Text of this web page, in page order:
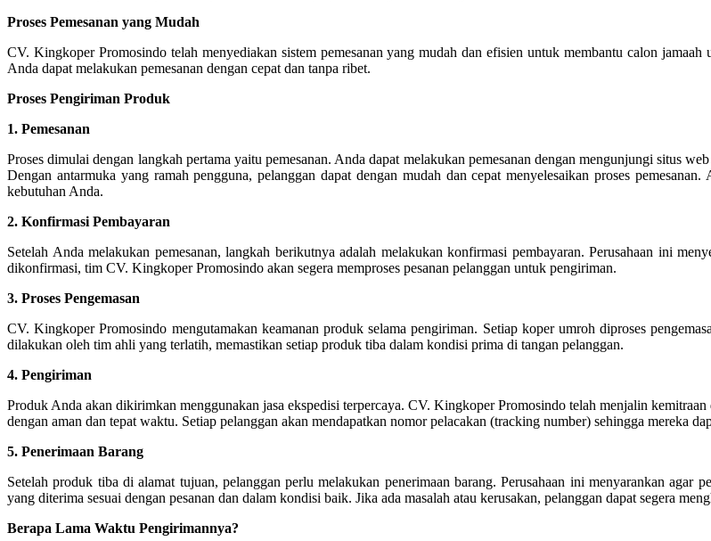
Proses Pemesanan yang Mudah
CV. Kingkoper Promosindo telah menyediakan sistem pemesanan yang mudah dan efisien untuk membantu calon
Anda dapat melakukan pemesanan dengan cepat dan tanpa ribet.
Proses Pengiriman Produk
1. Pemesanan
Proses dimulai dengan langkah pertama yaitu pemesanan. Anda dapat melakukan pemesanan dengan mengunjungi situs
Dengan antarmuka yang ramah pengguna, pelanggan dapat dengan mudah dan cepat menyelesaikan proses
kebutuhan Anda.
2. Konfirmasi Pembayaran
Setelah Anda melakukan pemesanan, langkah berikutnya adalah melakukan konfirmasi pembayaran. Perusahaan ini
dikonfirmasi, tim CV. Kingkoper Promosindo akan segera memproses pesanan pelanggan untuk pengiriman.
3. Proses Pengemasan
CV. Kingkoper Promosindo mengutamakan keamanan produk selama pengiriman. Setiap koper umroh diproses
dilakukan oleh tim ahli yang terlatih, memastikan setiap produk tiba dalam kondisi prima di tangan pelanggan.
4. Pengiriman
Produk Anda akan dikirimkan menggunakan jasa ekspedisi terpercaya. CV. Kingkoper Promosindo telah menjalin
dengan aman dan tepat waktu. Setiap pelanggan akan mendapatkan nomor pelacakan (tracking number) sehingga mereka
5. Penerimaan Barang
Setelah produk tiba di alamat tujuan, pelanggan perlu melakukan penerimaan barang. Perusahaan ini menyarankan agar
yang diterima sesuai dengan pesanan dan dalam kondisi baik. Jika ada masalah atau kerusakan, pelanggan dapat segera
Berapa Lama Waktu Pengirimannya?